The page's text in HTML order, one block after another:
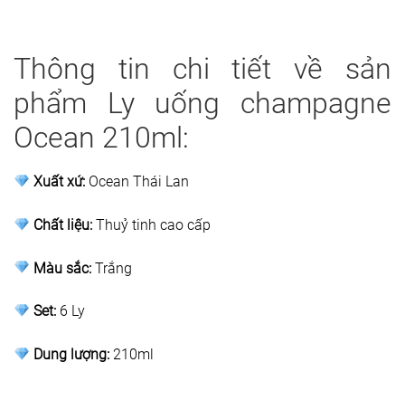
Thông tin chi tiết về sản
phẩm Ly uống champagne
Ocean 210ml:
Xuất xứ: Ocean Thái Lan
Chất liệu: Thuỷ tinh cao cấp
Màu sắc: Trắng
Set: 6 Ly
Dung lượng: 210ml